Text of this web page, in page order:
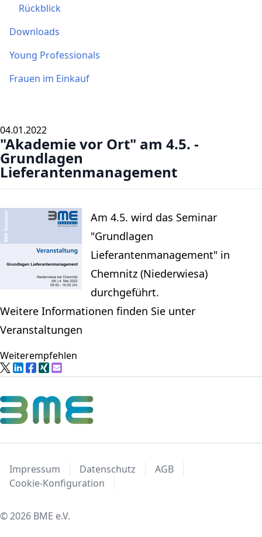
Rückblick
Downloads
Young Professionals
Frauen im Einkauf
04.01.2022
"Akademie vor Ort" am 4.5. -
Grundlagen
Lieferantenmanagement
Am 4.5. wird das Seminar
"Grundlagen
Lieferantenmanagement" in
Chemnitz (Niederwiesa)
durchgeführt.
Weitere Informationen finden Sie unter
Veranstaltungen
Weiterempfehlen
Impressum Datenschutz
AGB
Cookie-Konfiguration
© 2026 BME e.V.